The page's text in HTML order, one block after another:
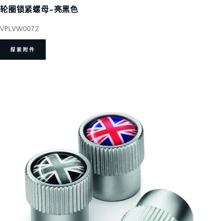
轮圈锁紧螺母-亮黑色
VPLVW0072
探索附件